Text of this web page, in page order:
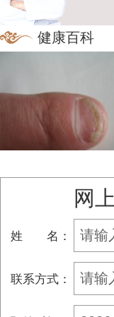
健康百科
网
姓 名：
联系方式：